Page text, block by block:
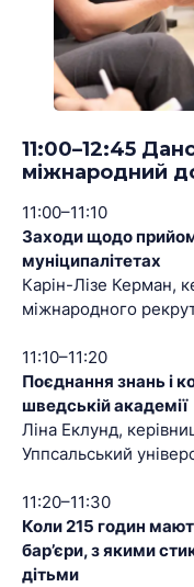
11:00–12:45
міжнародний
11:00–11:10
Заходи щодо
муніципалітетах
Карін-Лізе Керман,
міжнародного
11:10–11:20
Поєднання знань і
шведській академії
Ліна Еклунд,
Уппсальський
11:20–11:30
Коли 215 годин
бар’єри, з якими
дітьми